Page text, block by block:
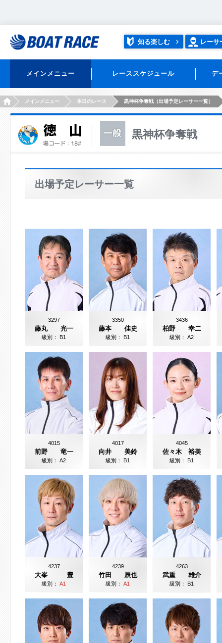
知る楽しむ レーサ
メインメニュー レーススケジュール デ
HOMEメインメニュー 本日のレース 黒神杯争奪戦（出場予定レーサー一覧）
黒神杯争奪戦
出場予定レーサー一覧
3297
藤丸 光一
級別：B1
3350
藤本 佳史
級別：B1
3436
柏野 幸二
級別：A2
4015
前野 竜一
級別：A2
4017
向井 美鈴
級別：B1
4045
佐々木 裕美
級別：B1
4237
大峯 豊
級別：A1
4239
竹田 辰也
級別：A1
4263
武重 雄介
級別：B1